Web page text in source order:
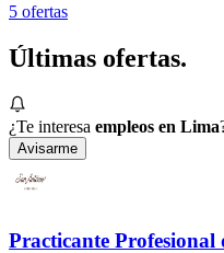
5 ofertas
Últimas ofertas.
¿Te interesa empleos en Lima
Avisarme
Practicante Profesional